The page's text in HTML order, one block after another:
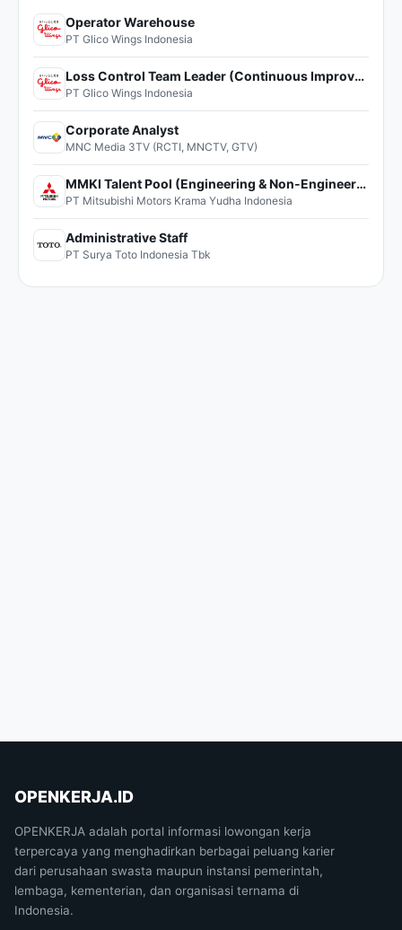
Operator Warehouse
PT Glico Wings Indonesia
Loss Control Team Leader (Continuous Improvement)
PT Glico Wings Indonesia
Corporate Analyst
MNC Media 3TV (RCTI, MNCTV, GTV)
MMKI Talent Pool (Engineering & Non-Engineering)
PT Mitsubishi Motors Krama Yudha Indonesia
Administrative Staff
PT Surya Toto Indonesia Tbk
OPENKERJA.ID
OPENKERJA adalah portal informasi lowongan kerja
terpercaya yang menghadirkan berbagai peluang karier
dari perusahaan swasta maupun instansi pemerintah,
lembaga, kementerian, dan organisasi ternama di
Indonesia.